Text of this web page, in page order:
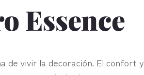
Essence
de vivir la decoración.‎ El confort y